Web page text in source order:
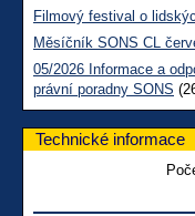
Filmový festival o
Měsíčník SONS CL
05/2026 Informace a
právní poradny SONS
Technické informace